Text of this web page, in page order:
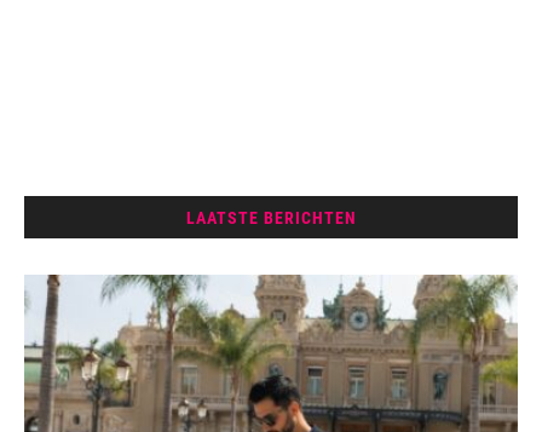
LAATSTE BERICHTEN